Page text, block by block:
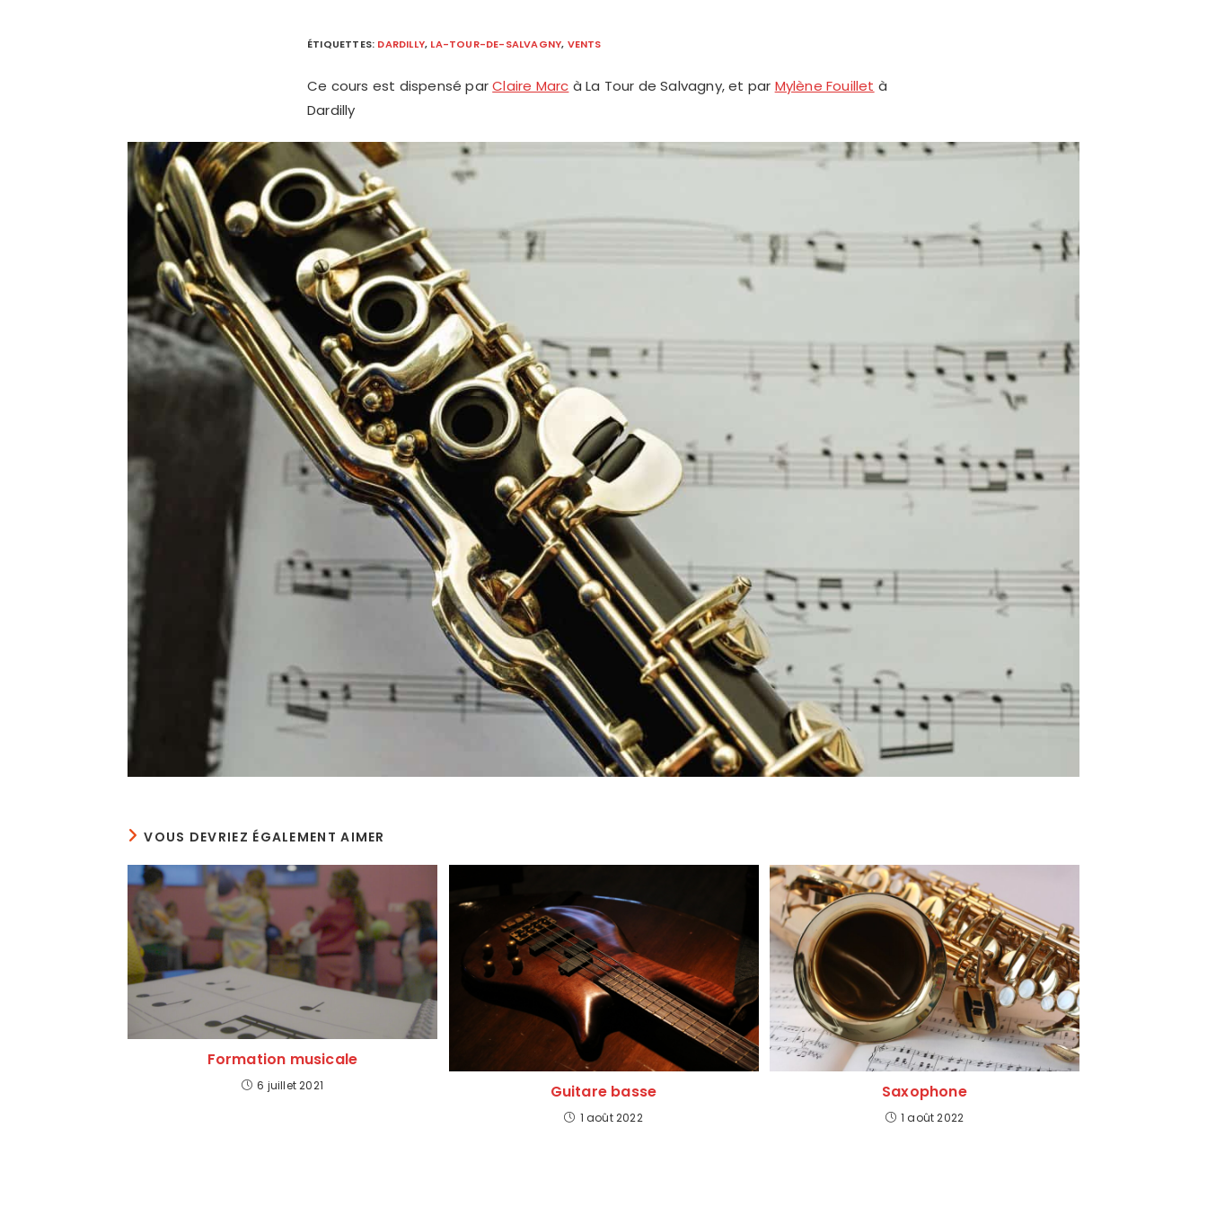
ÉTIQUETTES: DARDILLY, LA-TOUR-DE-SALVAGNY, VENTS
Ce cours est dispensé parClaire Marc à La Tour de Salvagny, et par Mylène Fouillet à
Dardilly
VOUS DEVRIEZ ÉGALEMENT AIMER
Formation musicale
6 juillet 2021 Guitare basse
1 août 2022
Saxophone
1 août 2022